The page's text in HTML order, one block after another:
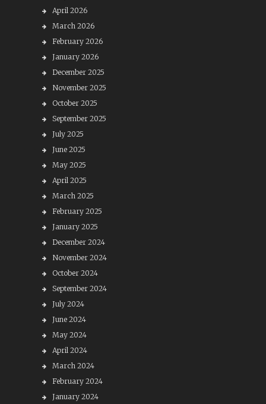
April 2026
March 2026
February 2026
January 2026
December 2025
November 2025
October 2025
September 2025
July 2025
June 2025
May 2025
April 2025
March 2025
February 2025
January 2025
December 2024
November 2024
October 2024
September 2024
July 2024
June 2024
May 2024
April 2024
March 2024
February 2024
January 2024